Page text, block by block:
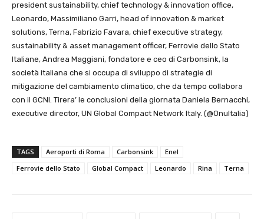
president sustainability, chief technology & innovation office,
Leonardo, Massimiliano Garri, head of innovation & market
solutions, Terna, Fabrizio Favara, chief executive strategy,
sustainability & asset management officer, Ferrovie dello Stato
Italiane, Andrea Maggiani, fondatore e ceo di Carbonsink, la
società italiana che si occupa di sviluppo di strategie di
mitigazione del cambiamento climatico, che da tempo collabora
con il GCNI. Tirera’ le conclusioni della giornata Daniela Bernacchi,
executive director, UN Global Compact Network Italy. (@OnuItalia)
TAGS Aeroporti di Roma Carbonsink
Enel
Ferrovie dello Stato
Global Compact Leonardo Rina Terna